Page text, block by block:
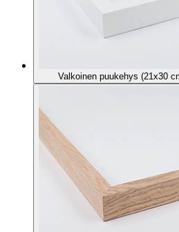
Valkoinen puukehys (21x30